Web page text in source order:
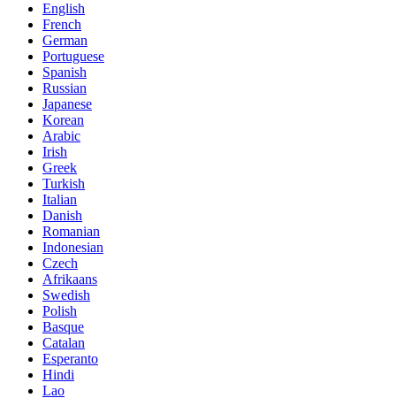
English
French
German
Portuguese
Spanish
Russian
Japanese
Korean
Arabic
Irish
Greek
Turkish
Italian
Danish
Romanian
Indonesian
Czech
Afrikaans
Swedish
Polish
Basque
Catalan
Esperanto
Hindi
Lao